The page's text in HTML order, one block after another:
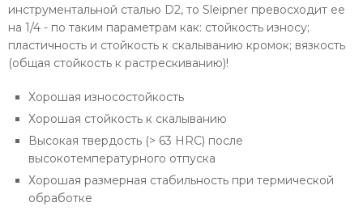
инструментальной сталью D2, то Sleipner превосходит ее
на 1/4 - по таким параметрам как: стойкость износу;
пластичность и стойкость к скалыванию кромок; вязкость
(общая стойкость к растрескиванию)!
Хорошая износостойкость
Хорошая стойкость к скалыванию
Высокая твердость (> 63 HRC) после
высокотемпературного отпуска
Хорошая размерная стабильность при термической
обработке